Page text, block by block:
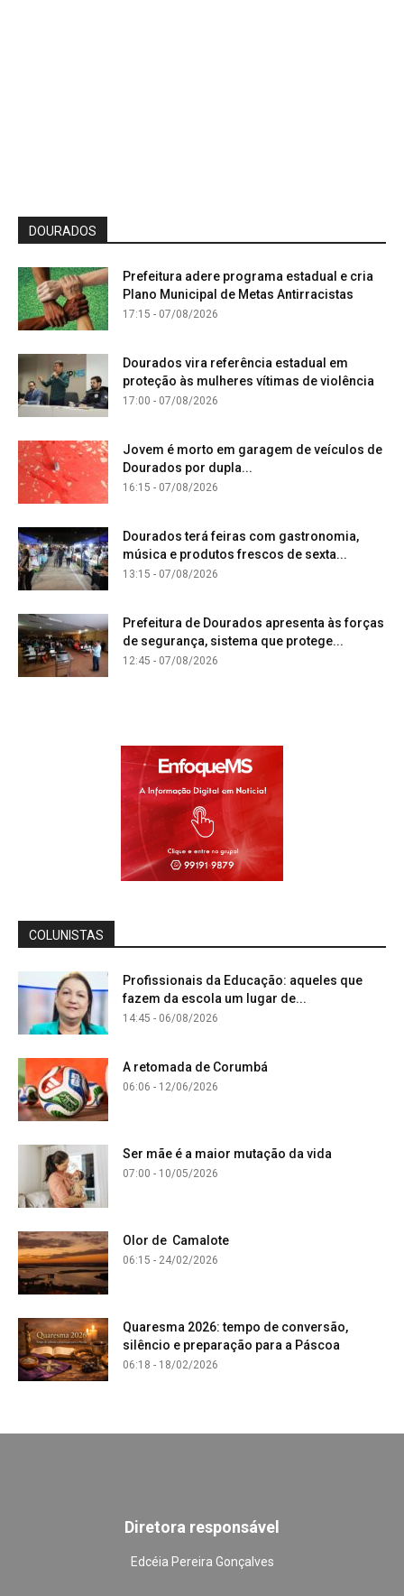
DOURADOS
Prefeitura adere programa estadual e cria
Plano Municipal de Metas Antirracistas
17:15 - 07/08/2026
Dourados vira referência estadual em
proteção às mulheres vítimas de violência
17:00 - 07/08/2026
Jovem é morto em garagem de veículos de
Dourados por dupla...
16:15 - 07/08/2026
Dourados terá feiras com gastronomia,
música e produtos frescos de sexta...
13:15 - 07/08/2026
Prefeitura de Dourados apresenta às forças
de segurança, sistema que protege...
12:45 - 07/08/2026
COLUNISTAS
Profissionais da Educação: aqueles que
fazem da escola um lugar de...
14:45 - 06/08/2026
A retomada de Corumbá
06:06 - 12/06/2026
Ser mãe é a maior mutação da vida
07:00 - 10/05/2026
Olor de Camalote
06:15 - 24/02/2026
Quaresma 2026: tempo de conversão,
silêncio e preparação para a Páscoa
06:18 - 18/02/2026
Diretora responsável
Edcéia Pereira Gonçalves